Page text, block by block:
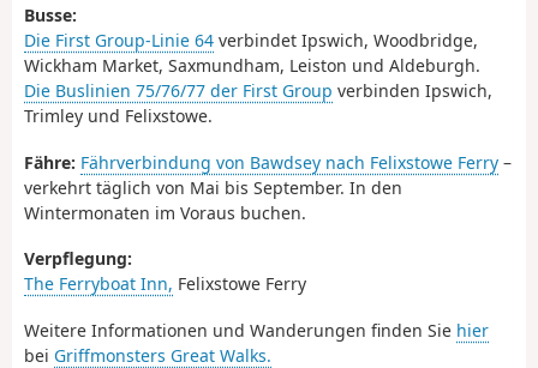
Busse:
Die First Group-Linie 64 verbindet Ipswich, Woodbridge,
Wickham Market, Saxmundham, Leiston und Aldeburgh.
Die Buslinien 75/76/77 der First Group verbinden Ipswich,
Trimley und Felixstowe.
Fähre: Fährverbindung von Bawdsey nach Felixstowe Ferry –
verkehrt täglich von Mai bis September. In den
Wintermonaten im Voraus buchen.
Verpflegung:
The Ferryboat Inn, Felixstowe Ferry
Weitere Informationen und Wanderungen finden Sie hier
bei Griffmonsters Great Walks.